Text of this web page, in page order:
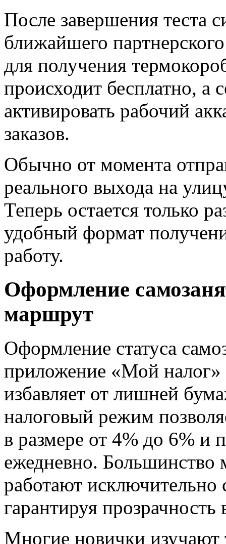
После завершения теста
ближайшего
для получения
происходит бесплатно, а
активировать рабочий
заказов.
Обычно от момента
реального выхода на
Теперь остается только
удобный формат
работу.
Оформление
маршрут
Оформление статуса
приложение «Мой налог»
избавляет от лишней
налоговый режим
в размере от 4% до 6% и
ежедневно. Большинство
работают
гарантируя прозрачность
Многие новички изучают